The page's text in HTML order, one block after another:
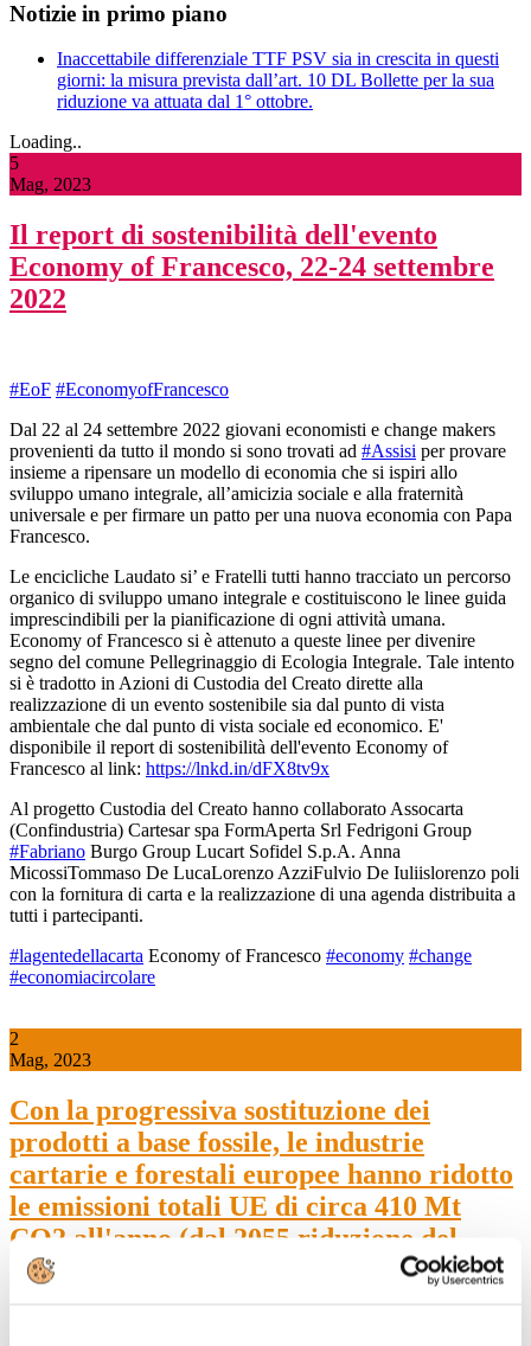
Notizie in primo piano
Inaccettabile differenziale TTF PSV sia in crescita in questi
giorni: la misura prevista dall’art. 10 DL Bollette per la sua
riduzione va attuata dal 1° ottobre.
Loading..
5
Mag, 2023
Il report di sostenibilità dell'evento
Economy of Francesco, 22-24 settembre
2022
#EoF #EconomyofFrancesco
Dal 22 al 24 settembre 2022 giovani economisti e change makers
provenienti da tutto il mondo si sono trovati ad #Assisi per provare
insieme a ripensare un modello di economia che si ispiri allo
sviluppo umano integrale, all’amicizia sociale e alla fraternità
universale e per firmare un patto per una nuova economia con Papa
Francesco.
Le encicliche Laudato si’ e Fratelli tutti hanno tracciato un percorso
organico di sviluppo umano integrale e costituiscono le linee guida
imprescindibili per la pianificazione di ogni attività umana.
Economy of Francesco si è attenuto a queste linee per divenire
segno del comune Pellegrinaggio di Ecologia Integrale. Tale intento
si è tradotto in Azioni di Custodia del Creato dirette alla
realizzazione di un evento sostenibile sia dal punto di vista
ambientale che dal punto di vista sociale ed economico. E'
disponibile il report di sostenibilità dell'evento Economy of
Francesco al link: https://lnkd.in/dFX8tv9x
Al progetto Custodia del Creato hanno collaborato Assocarta
(Confindustria) Cartesar spa FormAperta Srl Fedrigoni Group
#Fabriano Burgo Group Lucart Sofidel S.p.A. Anna
MicossiTommaso De LucaLorenzo AzziFulvio De Iuliislorenzo poli
con la fornitura di carta e la realizzazione di una agenda distribuita a
tutti i partecipanti.
#lagentedellacarta Economy of Francesco #economy #change
#economiacircolare
2
Mag, 2023
Con la progressiva sostituzione dei
prodotti a base fossile, le industrie
cartarie e forestali europee hanno ridotto
le emissioni totali UE di circa 410 Mt
CO2 all'anno (dal 2055 riduzione del
36%) Presentati ieri a Bruxelles, presso il